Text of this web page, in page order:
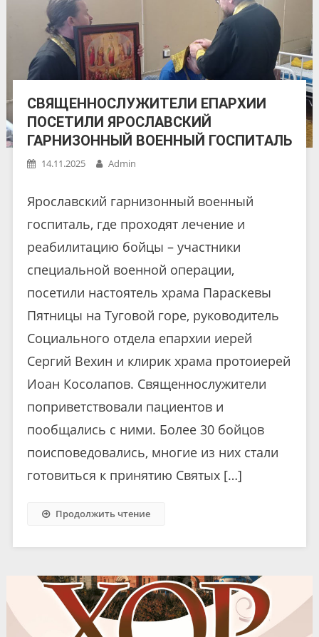
СВЯЩЕННОСЛУЖИТЕЛИ ЕПАРХИИ
ПОСЕТИЛИ ЯРОСЛАВСКИЙ
ГАРНИЗОННЫЙ ВОЕННЫЙ ГОСПИТАЛЬ
14.11.2025 Admin
Ярославский гарнизонный военный
госпиталь, где проходят лечение и
реабилитацию бойцы – участники
специальной военной операции,
посетили настоятель храма Параскевы
Пятницы на Туговой горе, руководитель
Социального отдела епархии иерей
Сергий Вехин и клирик храма протоиерей
Иоан Косолапов. Священнослужители
поприветствовали пациентов и
пообщались с ними. Более 30 бойцов
поисповедовались, многие из них стали
готовиться к принятию Святых […]
Продолжить чтение